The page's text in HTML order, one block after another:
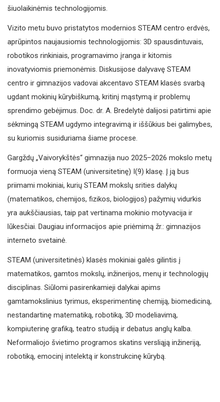
šiuolaikinėmis technologijomis.
Vizito metu buvo pristatytos modernios STEAM centro erdvės,
aprūpintos naujausiomis technologijomis: 3D spausdintuvais,
robotikos rinkiniais, programavimo įranga ir kitomis
inovatyviomis priemonėmis. Diskusijose dalyvavę STEAM
centro ir gimnazijos vadovai akcentavo STEAM klasės svarbą
ugdant mokinių kūrybiškumą, kritinį mąstymą ir problemų
sprendimo gebėjimus. Doc. dr. A. Bredelytė dalijosi patirtimi apie
sėkmingą STEAM ugdymo integravimą ir iššūkius bei galimybes,
su kuriomis susiduriama šiame procese.
Gargždų „Vaivorykštės“ gimnazija nuo 2025–2026 mokslo metų
formuoja vieną STEAM (universitetinę) I(9) klasę. Į ją bus
priimami mokiniai, kurių STEAM mokslų srities dalykų
(matematikos, chemijos, fizikos, biologijos) pažymių vidurkis
yra aukščiausias, taip pat vertinama mokinio motyvacija ir
lūkesčiai. Daugiau informacijos apie priėmimą žr.: gimnazijos
interneto svetainė.
STEAM (universitetinės) klasės mokiniai galės gilintis į
matematikos, gamtos mokslų, inžinerijos, menų ir technologijų
disciplinas. Siūlomi pasirenkamieji dalykai apims
gamtamokslinius tyrimus, eksperimentinę chemiją, biomediciną,
nestandartinę matematiką, robotiką, 3D modeliavimą,
kompiuterinę grafiką, teatro studiją ir debatus anglų kalba.
Neformaliojo švietimo programos skatins versliąją inžineriją,
robotiką, emocinį intelektą ir konstrukcinę kūrybą.